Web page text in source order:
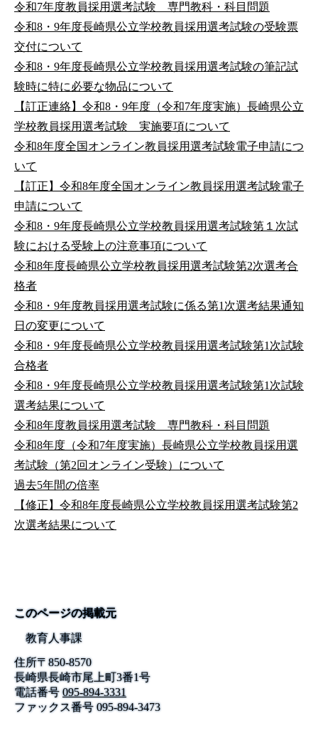
令和7年度教員採用選考試験 専門教科・科目問題
令和8・9年度長崎県公立学校教員採用選考試験の受験票
交付について
令和8・9年度長崎県公立学校教員採用選考試験の筆記試
験時に特に必要な物品について
【訂正連絡】令和8・9年度（令和7年度実施）長崎県公立
学校教員採用選考試験 実施要項について
令和8年度全国オンライン教員採用選考試験電子申請につ
いて
【訂正】令和8年度全国オンライン教員採用選考試験電子
申請について
令和8・9年度長崎県公立学校教員採用選考試験第１次試
験における受験上の注意事項について
令和8年度長崎県公立学校教員採用選考試験第2次選考合
格者
令和8・9年度教員採用選考試験に係る第1次選考結果通知
日の変更について
令和8・9年度長崎県公立学校教員採用選考試験第1次試験
合格者
令和8・9年度長崎県公立学校教員採用選考試験第1次試験
選考結果について
令和8年度教員採用選考試験 専門教科・科目問題
令和8年度（令和7年度実施）長崎県公立学校教員採用選
考試験（第2回オンライン受験）について
過去5年間の倍率
【修正】令和8年度長崎県公立学校教員採用選考試験第2
次選考結果について
このページの掲載元
教育人事課
住所〒850-8570
長崎県長崎市尾上町3番1号
電話番号 095-894-3331
ファックス番号095-894-3473